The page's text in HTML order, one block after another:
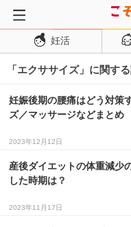
トップページ
妊活
妊娠・出産
妊娠超初期
妊娠初期
妊娠中期
妊娠後期
出産
妊活
「エクササイズ」に関す
妊娠後期の腰痛はどう対策
ズ／マッサージなどまとめ
2023年12月12日
産後ダイエットの体重減少
した時期は？
2023年11月17日